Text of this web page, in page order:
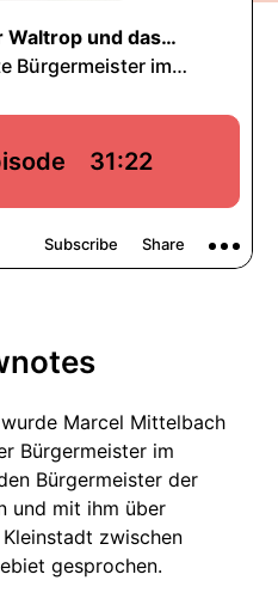
Marcel Mittelbach
Bürgermeister im
Bürgermeister der
und mit ihm über
zwischen
gesprochen.